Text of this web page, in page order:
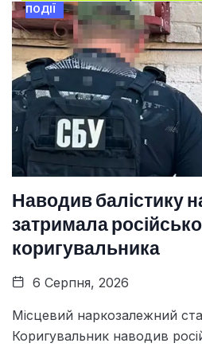
ПОДІЇ
Наводив балістику
затримала
коригувальника
6 Серпня, 2026
Місцевий наркозалежний
Коригувальник наводив